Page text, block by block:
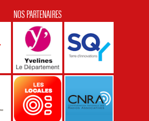
NOS PARTENAIRES